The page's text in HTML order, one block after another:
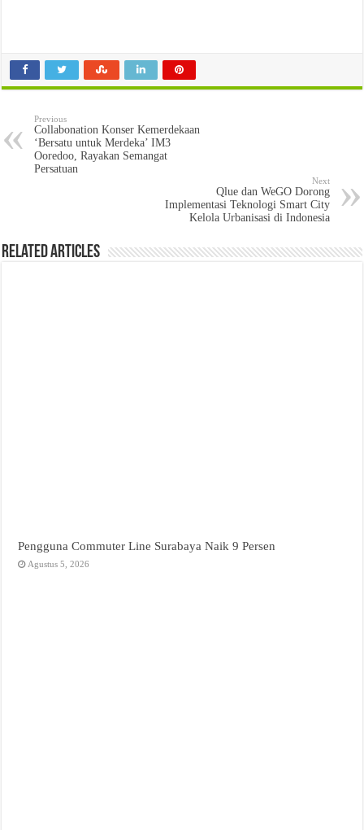
Previous
Collabonation Konser Kemerdekaan
‘Bersatu untuk Merdeka’ IM3
Ooredoo, Rayakan Semangat
Persatuan
Next
Qlue dan WeGO Dorong
Implementasi Teknologi Smart City
Kelola Urbanisasi di Indonesia
Related Articles
Pengguna Commuter Line Surabaya Naik 9 Persen
Agustus 5, 2026